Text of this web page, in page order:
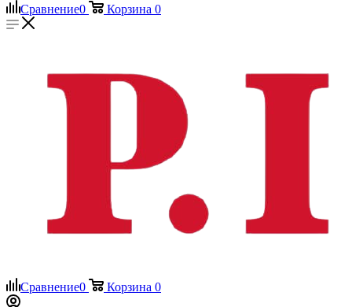
Сравнение0 Корзина 0
Сравнение0 Корзина 0